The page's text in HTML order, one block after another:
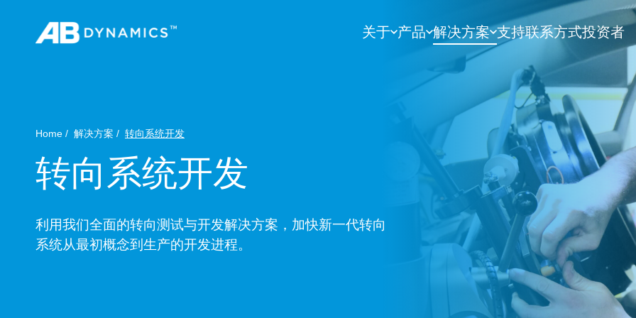
关于 产品 解决方案 支持联系方式投资者
Home 解决方案 转向系统开发
转向系统开发
利用我们全面的转向测试与开发解决方案，加快新一代转向
系统从最初概念到生产的开发进程。